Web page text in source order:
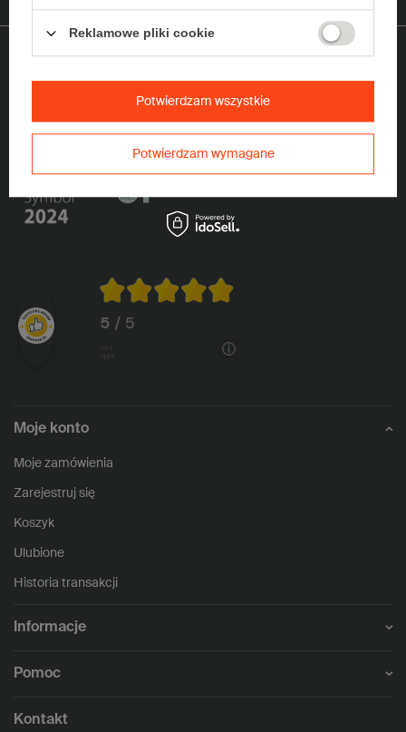
5 / 5
Moje konto
Moje zamówienia
Zarejestruj się
Koszyk
Ulubione
Historia transakcji
Informacje
Pomoc
Kontakt
Reklamowe pliki cookie
Potwierdzam wymagane
Potwierdzam wszystkie